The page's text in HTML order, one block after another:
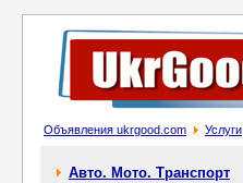
Объявления ukrgood.com Услуги
Авто. Мото. Транспорт